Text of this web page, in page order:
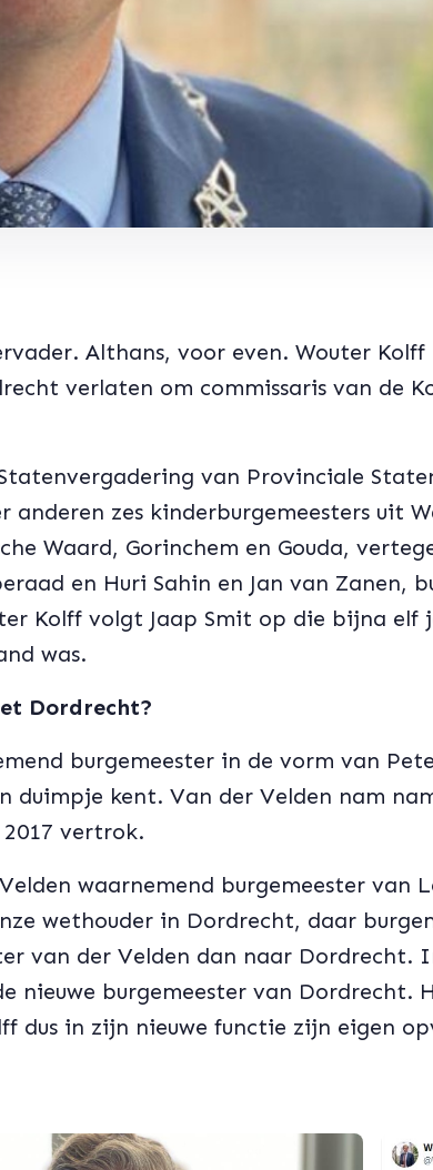
Althans, voor even. Wouter Kolff
verlaten om commissaris van de
van Provinciale
anderen zes kinderburgemeesters uit
Waard, Gorinchem en Gouda,
en Huri Sahin en Jan van Zanen,
Kolff volgt Jaap Smit op die bijna elf
was.
Dordrecht?
burgemeester in de vorm van
duimpje kent. Van der Velden nam
vertrok.
waarnemend burgemeester van
wethouder in Dordrecht, daar
van der Velden dan naar Dordrecht.
nieuwe burgemeester van Dordrecht.
dus in zijn nieuwe functie zijn eigen